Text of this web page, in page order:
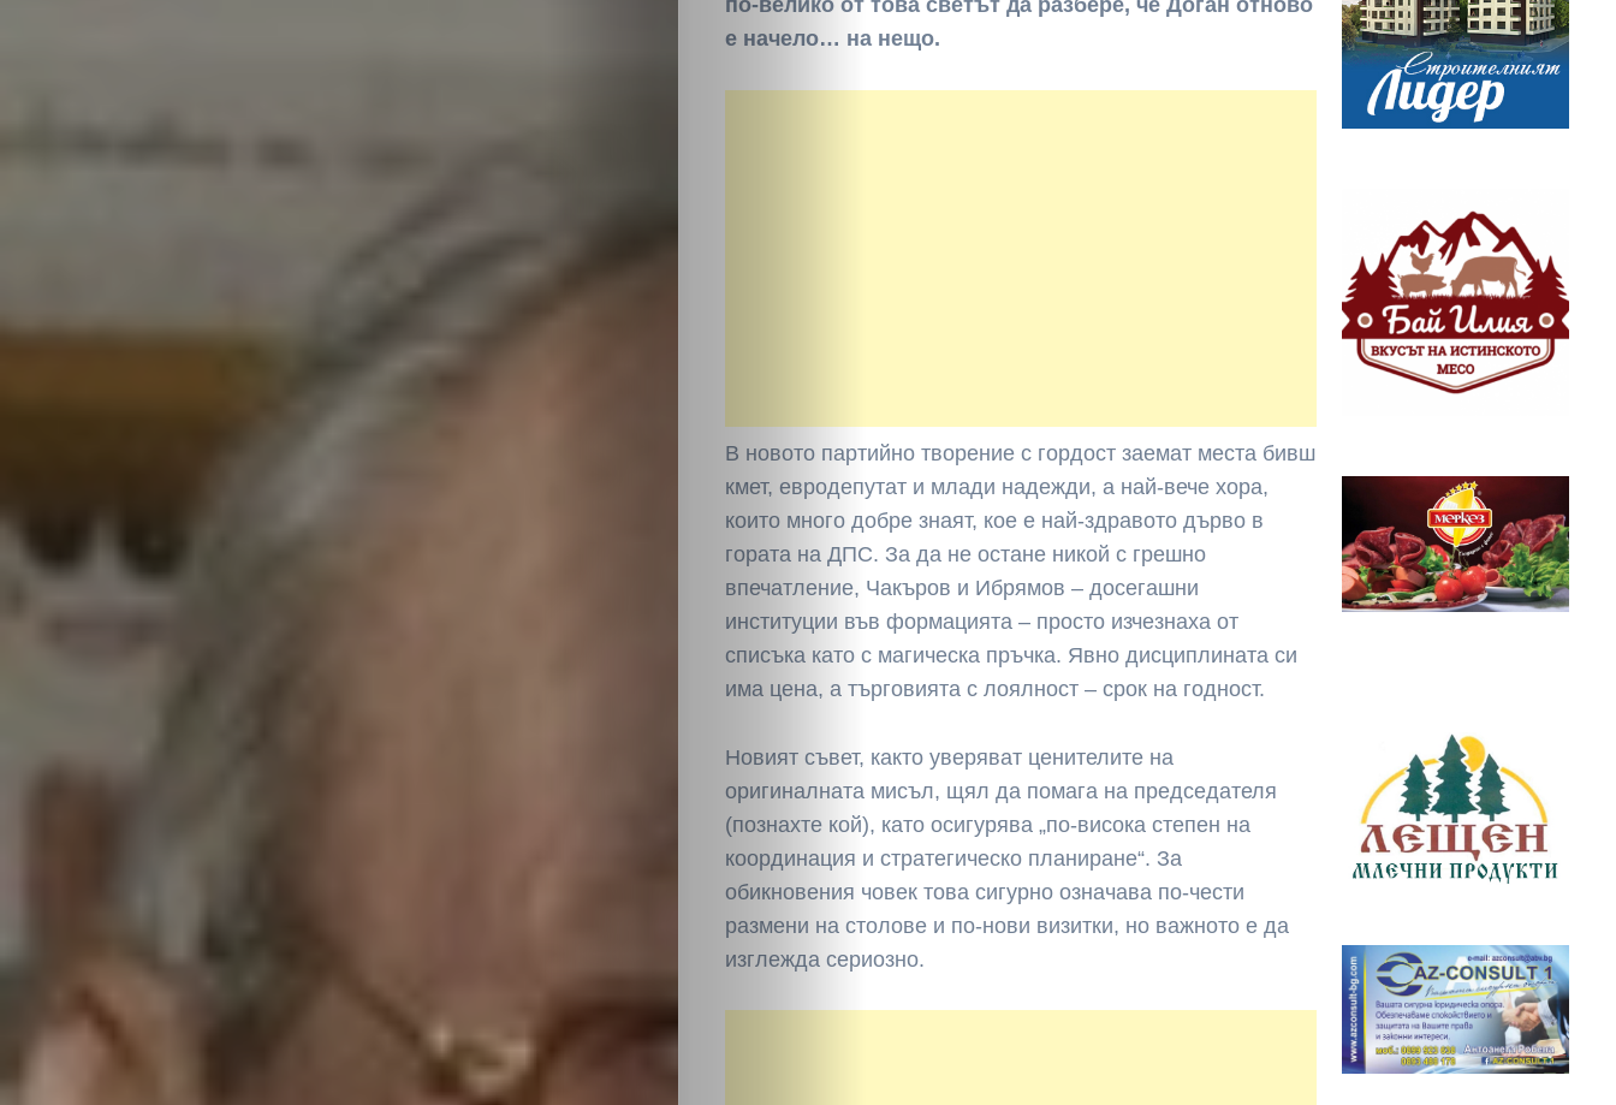
по-велико от това светът да разбере, че Доган отново
е начело… на нещо.
В новото партийно творение с гордост заемат места бивш
кмет, евродепутат и млади надежди, а най-вече хора,
които много добре знаят, кое е най-здравото дърво в
гората на ДПС. За да не остане никой с грешно
впечатление, Чакъров и Ибрямов – досегашни
институции във формацията – просто изчезнаха от
списъка като с магическа пръчка. Явно дисциплината си
има цена, а търговията с лоялност – срок на годност.
Новият съвет, както уверяват ценителите на
оригиналната мисъл, щял да помага на председателя
(познахте кой), като осигурява „по-висока степен на
координация и стратегическо планиране“. За
обикновения човек това сигурно означава по-чести
размени на столове и по-нови визитки, но важното е да
изглежда сериозно.